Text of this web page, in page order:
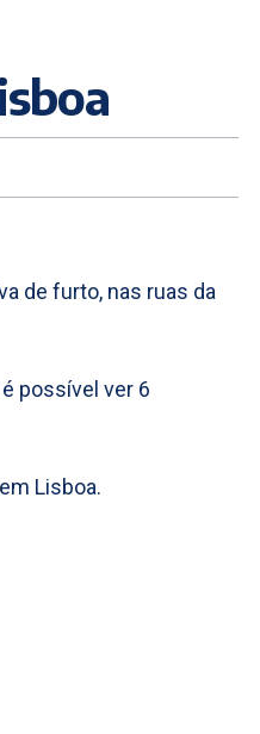
de furto, nas ruas da
possível ver 6
Lisboa.